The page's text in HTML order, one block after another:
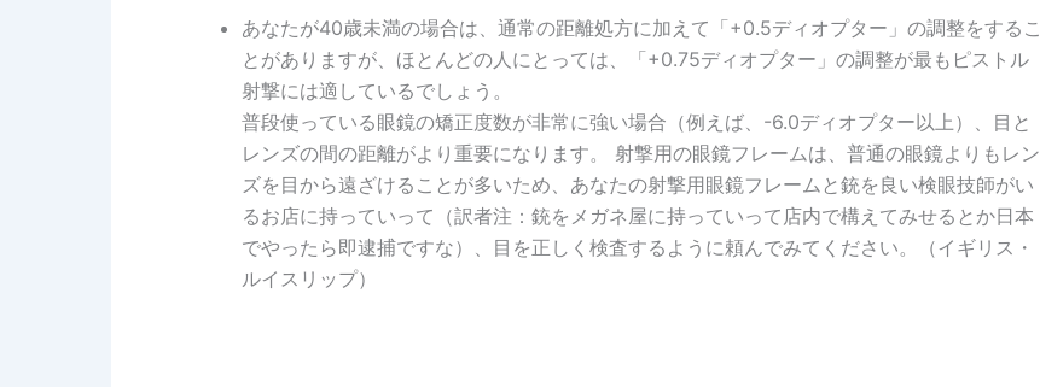
あなたが40歳未満の場合は、通常の距離処方に加えて「+0.5ディオプター」の調整をするこ
とがありますが、ほとんどの人にとっては、「+0.75ディオプター」の調整が最もピストル
射撃には適しているでしょう。
普段使っている眼鏡の矯正度数が非常に強い場合（例えば、-6.0ディオプター以上）、目と
レンズの間の距離がより重要になります。 射撃用の眼鏡フレームは、普通の眼鏡よりもレン
ズを目から遠ざけることが多いため、あなたの射撃用眼鏡フレームと銃を良い検眼技師がい
るお店に持っていって（訳者注：銃をメガネ屋に持っていって店内で構えてみせるとか日本
でやったら即逮捕ですな）、目を正しく検査するように頼んでみてください。（イギリス・
ルイスリップ）